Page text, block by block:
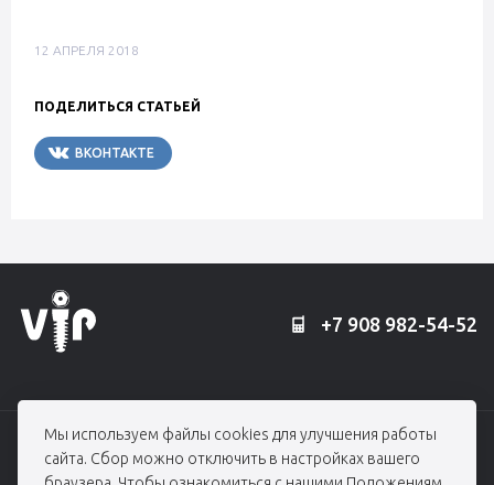
Мы используем файлы cookies для улучшения работы
сайта. Сбор можно отключить в настройках вашего
12 АПРЕЛЯ 2018
ПОДЕЛИТЬСЯ СТАТЬЕЙ
ВКОНТАКТЕ
+7 908 982-54-52
© 2006 — 2026, Профессорская клиника Едранова
При использовании материалов гиперссылка на edranov.ru обязательна.